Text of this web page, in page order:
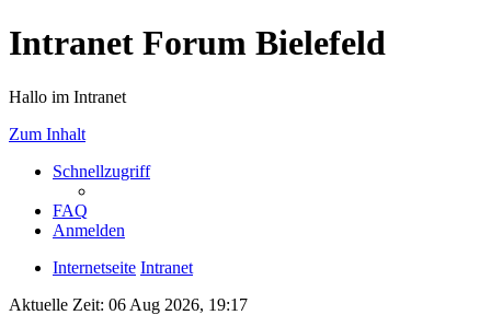
Intranet Forum Bielefeld
Hallo im Intranet
Zum Inhalt
Schnellzugriff
FAQ
Anmelden
Internetseite Intranet
Aktuelle Zeit: 06 Aug 2026, 19:17